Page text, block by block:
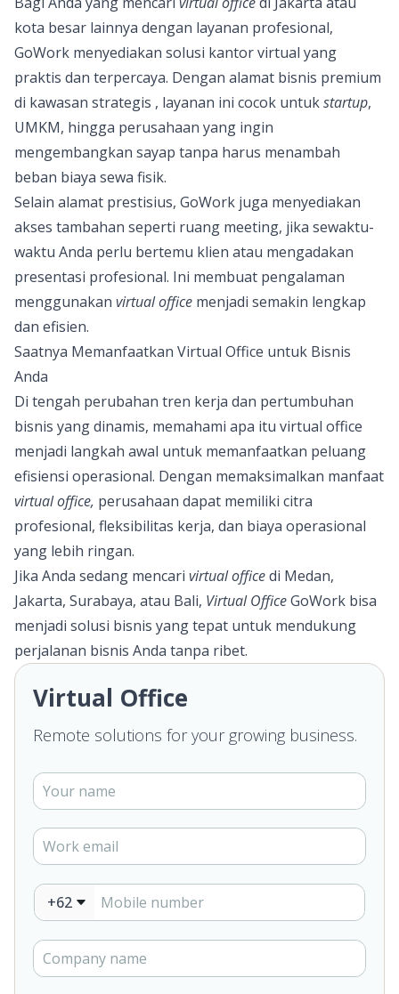
kota besar lainnya dengan layanan profesional,
GoWork menyediakan solusi kantor virtual yang
praktis dan terpercaya. Dengan alamat bisnis premium
di kawasan strategis , layanan ini cocok untukstartup,
UMKM, hingga perusahaan yang ingin
mengembangkan sayap tanpa harus menambah
beban biaya sewa fisik.
Selain alamat prestisius, GoWork juga menyediakan
akses tambahan seperti ruang meeting, jika sewaktu-
waktu Anda perlu bertemu klien atau mengadakan
presentasi profesional. Ini membuat pengalaman
menggunakan virtual office menjadi semakin lengkap
dan efisien.
Saatnya Memanfaatkan Virtual Office untuk Bisnis
Anda
Di tengah perubahan tren kerja dan pertumbuhan
bisnis yang dinamis, memahami apa itu virtual office
menjadi langkah awal untuk memanfaatkan peluang
efisiensi operasional. Dengan memaksimalkan manfaat
virtual office, perusahaan dapat memiliki citra
profesional, fleksibilitas kerja, dan biaya operasional
yang lebih ringan.
Jika Anda sedang mencari virtual officedi Medan,
Jakarta, Surabaya, atau Bali, Virtual OfficeGoWork bisa
menjadi solusi bisnis yang tepat untuk mendukung
perjalanan bisnis Anda tanpa ribet.
Virtual Office
Remote solutions for your growing business.
+62